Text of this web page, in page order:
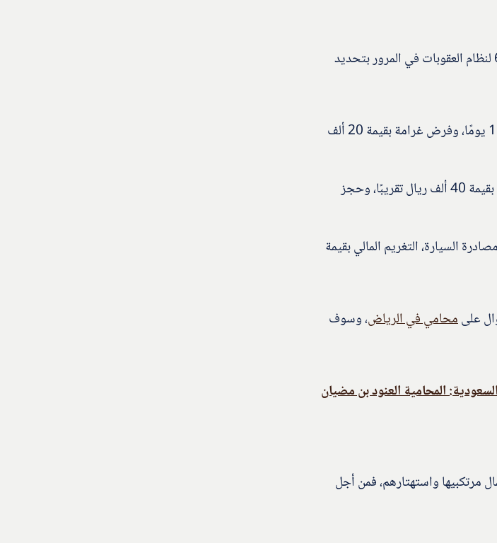
فقد وضع القانون السعودي عقوبة التفحيط في الرياض، حيث جاءت المادة رقم 69 لنظام العقوبات في المرور بتحديد
في حال ارتكاب جريمة التفحيط للمرة الأولى، تكون العقوبة هي حجز السيارة 15 يومًا، وفرض غرامة بقيمة 20 ألف
أما في حال تكرار الجريمة للمرة الثانية، تكون العقوبة المستحقة هي دفع غرامة بقيمة 40 ألف ريال تقريبًا، وحجز
السيارة، التغريم المالي بقيمة
علىمحامي في الرياض، وسوف
المحامية العنود بن مضيان
مرتكبيها واستهتارهم، فمن أجل